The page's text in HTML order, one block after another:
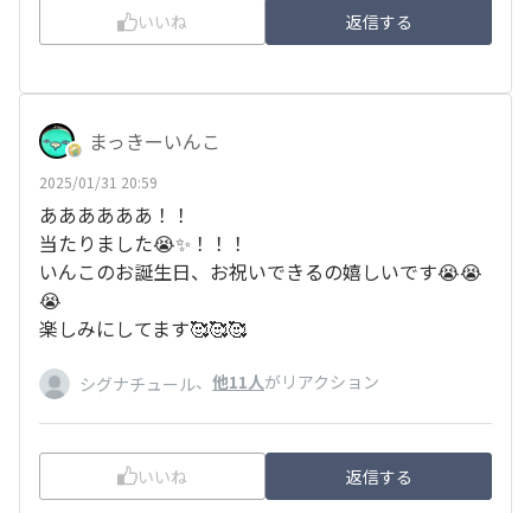
いいね 返信する
まっきーいんこ
2025/01/31 20:59
ああああああ！！
当たりました😭✨！！！
いんこのお誕生日、お祝いできるの嬉しいです😭😭
😭
楽しみにしてます🥰🥰🥰
シグナチュール、 他11人がリアクション
いいね 返信する